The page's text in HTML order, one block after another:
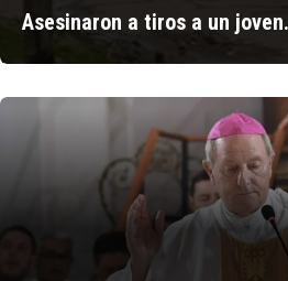
Asesinaron a tiros a un